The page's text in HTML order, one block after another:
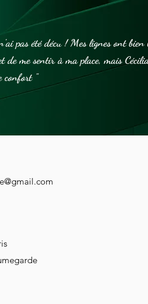
pas été décu ! Mes lignes ont
me sentir à ma place, mais
confort "